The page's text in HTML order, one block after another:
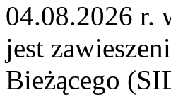
04.08.2026 r.
jest
Bieżącego